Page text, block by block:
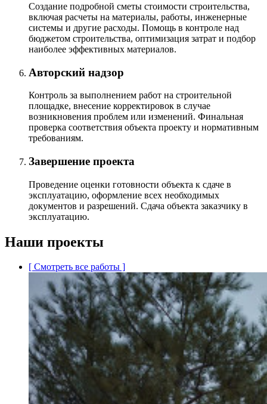
Создание подробной сметы стоимости строительства,
включая расчеты на материалы, работы, инженерные
системы и другие расходы. Помощь в контроле над
бюджетом строительства, оптимизация затрат и подбор
наиболее эффективных материалов.
Авторский надзор
Контроль за выполнением работ на строительной
площадке, внесение корректировок в случае
возникновения проблем или изменений. Финальная
проверка соответствия объекта проекту и нормативным
требованиям.
Завершение проекта
Проведение оценки готовности объекта к сдаче в
эксплуатацию, оформление всех необходимых
документов и разрешений. Сдача объекта заказчику в
эксплуатацию.
Наши проекты
[ Смотреть все работы ]